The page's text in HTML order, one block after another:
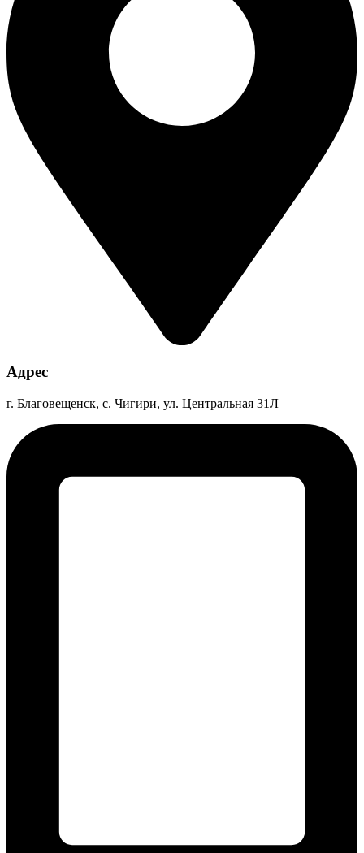
Адрес
г. Благовещенск, с. Чигири, ул. Центральная 31Л